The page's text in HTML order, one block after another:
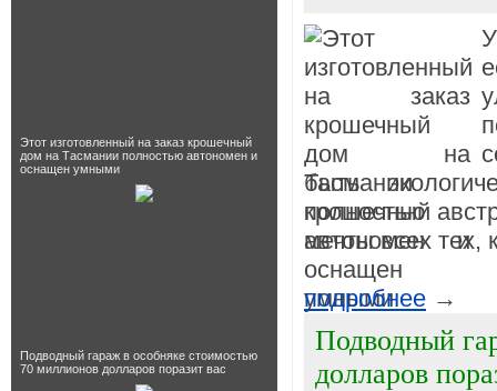
Этот изготовленный на заказ крошечный
дом на Тасмании полностью автономен и
оснащен умными
Подводный гараж в особняке стоимостью
70 миллионов долларов поразит вас
быть
крошечный
мечты всех тех,
подробнее →
Подводный
долларов